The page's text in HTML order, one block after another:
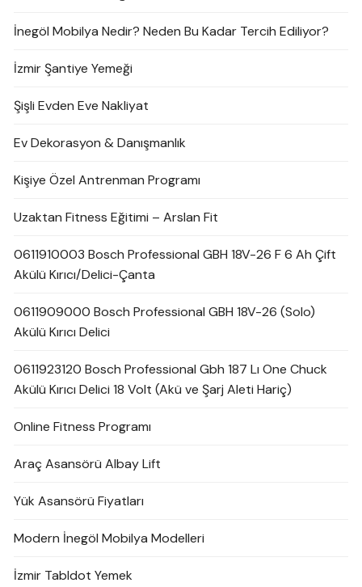
İnegöl Mobilya Nedir? Neden Bu Kadar Tercih Ediliyor?
İzmir Şantiye Yemeği
Şişli Evden Eve Nakliyat
Ev Dekorasyon & Danışmanlık
Kişiye Özel Antrenman Programı
Uzaktan Fitness Eğitimi – Arslan Fit
0611910003 Bosch Professional GBH 18V-26 F 6 Ah Çift
Akülü Kırıcı/Delici-Çanta
0611909000 Bosch Professional GBH 18V-26 (Solo)
Akülü Kırıcı Delici
0611923120 Bosch Professional Gbh 187 Lı One Chuck
Akülü Kırıcı Delici 18 Volt (Akü ve Şarj Aleti Hariç)
Online Fitness Programı
Araç Asansörü Albay Lift
Yük Asansörü Fiyatları
Modern İnegöl Mobilya Modelleri
İzmir Tabldot Yemek